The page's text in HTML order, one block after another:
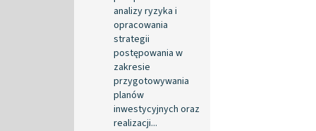
analizy ryzyka i
opracowania
strategii
postępowania w
zakresie
przygotowywania
planów
inwestycyjnych oraz
realizacji...